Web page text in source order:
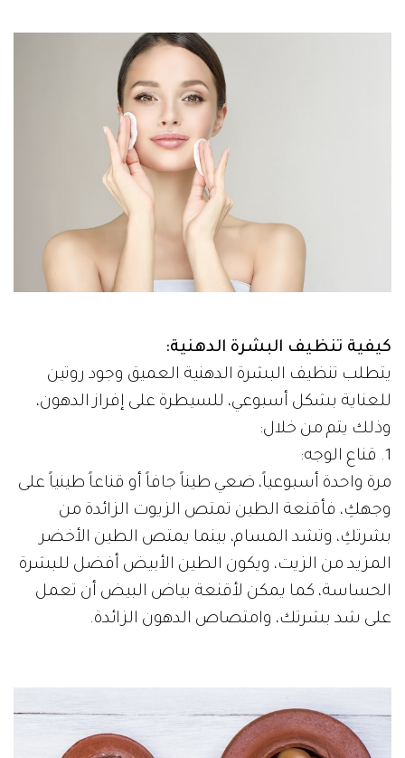
كيفية تنظيف البشرة الدهنية:
يتطلب تنظيف البشرة الدهنية العميق وجود روتين
للعناية بشكل أسبوعي، للسيطرة على إفراز الدهون،
وذلك يتم من خلال:
1. قناع الوجه:
مرة واحدة أسبوعياً، ضعي طيناً جافاً أو قناعاً طينياً على
وجهكِ، فأقنعة الطين تمتص الزيوت الزائدة من
بشرتكِ، وتشد المسام، بينما يمتص الطين الأخضر
المزيد من الزيت، ويكون الطين الأبيض أفضل للبشرة
الحساسة، كما يمكن لأقنعة بياض البيض أن تعمل
على شد بشرتك، وامتصاص الدهون الزائدة.